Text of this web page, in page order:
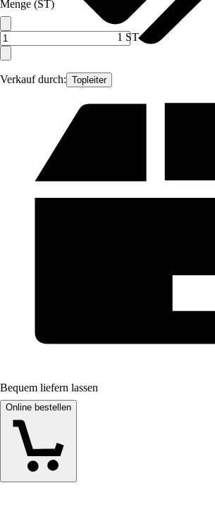
Verkauf durch: Topleiter
Menge (ST)
1 ST
Bequem liefern lassen
Online bestellen